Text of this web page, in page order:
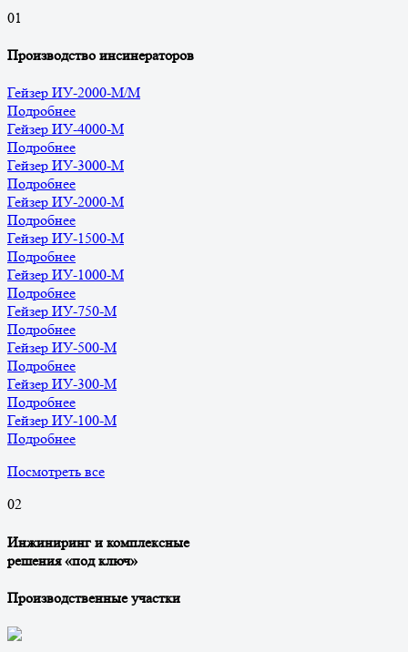
01
Производство инсинераторов
Гейзер ИУ-2000-М/М
Подробнее
Гейзер ИУ-4000-М
Подробнее
Гейзер ИУ-3000-М
Подробнее
Гейзер ИУ-2000-М
Подробнее
Гейзер ИУ-1500-М
Подробнее
Гейзер ИУ-1000-М
Подробнее
Гейзер ИУ-750-М
Подробнее
Гейзер ИУ-500-М
Подробнее
Гейзер ИУ-300-М
Подробнее
Гейзер ИУ-100-М
Подробнее
Посмотреть все
02
Инжиниринг и комплексные
решения «под ключ»
Производственные участки